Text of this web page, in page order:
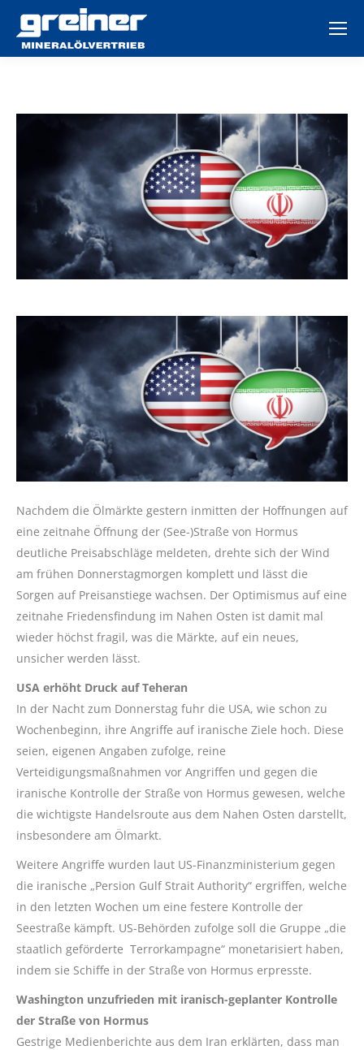
Nachdem die Ölmärkte gestern inmitten der Hoffnungen auf
eine zeitnahe Öffnung der (See-)Straße von Hormus
deutliche Preisabschläge meldeten, drehte sich der Wind
am frühen Donnerstagmorgen komplett und lässt die
Sorgen auf Preisanstiege wachsen. Der Optimismus auf eine
zeitnahe Friedensfindung im Nahen Osten ist damit mal
wieder höchst fragil, was die Märkte, auf ein neues,
unsicher werden lässt.
USA erhöht Druck auf Teheran
In der Nacht zum Donnerstag fuhr die USA, wie schon zu
Wochenbeginn, ihre Angriffe auf iranische Ziele hoch. Diese
seien, eigenen Angaben zufolge, reine
Verteidigungsmaßnahmen vor Angriffen und gegen die
iranische Kontrolle der Straße von Hormus gewesen, welche
die wichtigste Handelsroute aus dem Nahen Osten darstellt,
insbesondere am Ölmarkt.
Weitere Angriffe wurden laut US-Finanzministerium gegen
die iranische „Persion Gulf Strait Authority“ ergriffen, welche
in den letzten Wochen um eine festere Kontrolle der
Seestraße kämpft. US-Behörden zufolge soll die Gruppe „die
staatlich geförderte Terrorkampagne“ monetarisiert haben,
indem sie Schiffe in der Straße von Hormus erpresste.
Washington unzufrieden mit iranisch-geplanter Kontrolle
der Straße von Hormus
Gestrige Medienberichte aus dem Iran erklärten, dass man